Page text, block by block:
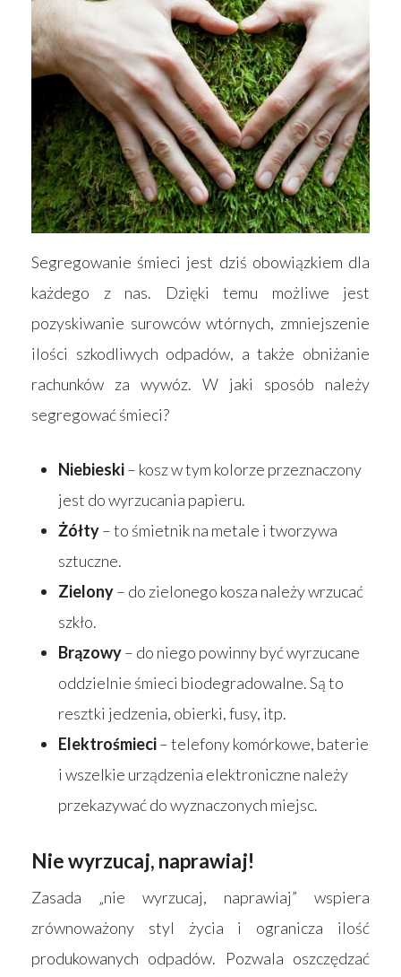
Segregowanie śmieci jest dziś obowiązkiem dla
każdego z nas. Dzięki temu możliwe jest
pozyskiwanie surowców wtórnych, zmniejszenie
ilości szkodliwych odpadów, a także obniżanie
rachunków za wywóz. W jaki sposób należy
segregować śmieci?
Niebieski– kosz w tym kolorze przeznaczony
jest do wyrzucania papieru.
Żółty– to śmietnik na metale i tworzywa
sztuczne.
Zielony– do zielonego kosza należy wrzucać
szkło.
Brązowy– do niego powinny być wyrzucane
oddzielnie śmieci biodegradowalne. Są to
resztki jedzenia, obierki, fusy, itp.
Elektrośmieci– telefony komórkowe, baterie
i wszelkie urządzenia elektroniczne należy
przekazywać do wyznaczonych miejsc.
Nie wyrzucaj, naprawiaj!
Zasada „nie wyrzucaj, naprawiaj” wspiera
zrównoważony styl życia i ogranicza ilość
produkowanych odpadów. Pozwala oszczędzać